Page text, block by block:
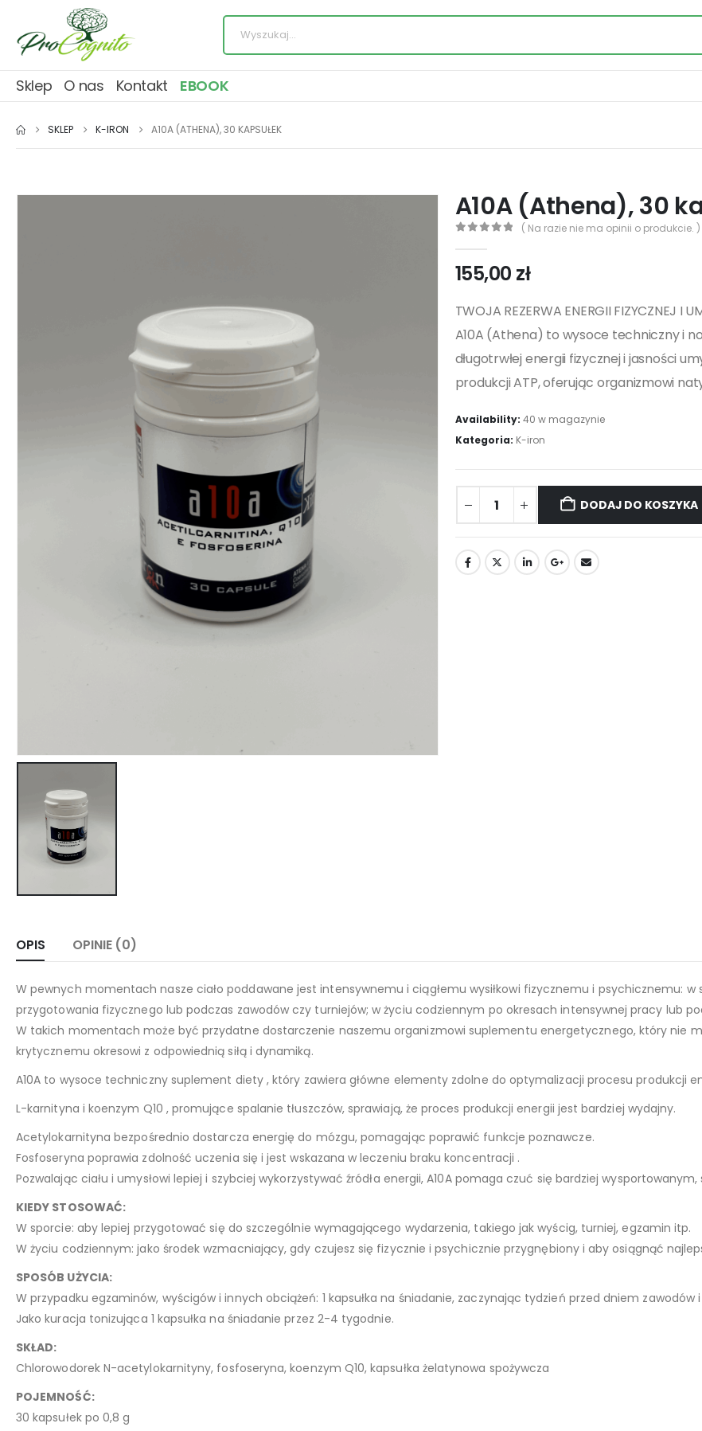
Sklep O nas Kontakt EBOOK
SKLEP K-IRON A10A (ATHENA), 30 KAPSUŁEK
A10A (Athena), 30
( Na razie nie ma opinii o produkcie. )
155,00 zł
TWOJA REZERWA ENERGII FIZYCZNEJ I
A10A (Athena) to wysoce techniczny i
długotrwłej energii fizycznej i jasności
produkcji ATP, oferując organizmowi
Availability: 40 w magazynie
Kategoria: K-iron
DODAJ DO KOSZYKA
OPIS OPINIE (0)
W pewnych momentach nasze ciało poddawane jest intensywnemu i ciągłemu wysiłkowi fizycznemu i psychicznemu:
przygotowania fizycznego lub podczas zawodów czy turniejów; w życiu codziennym po okresach intensywnej pracy lub
W takich momentach może być przydatne dostarczenie naszemu organizmowi suplementu energetycznego, który nie
krytycznemu okresowi z odpowiednią siłą i dynamiką.
A10A to wysoce techniczny suplement diety , który zawiera główne elementy zdolne do optymalizacji procesu produkcji
L-karnityna i koenzym Q10 , promujące spalanie tłuszczów, sprawiają, że proces produkcji energii jest bardziej wydajny.
Acetylokarnityna bezpośrednio dostarcza energię do mózgu, pomagając poprawić funkcje poznawcze.
Fosfoseryna poprawia zdolność uczenia się i jest wskazana w leczeniu braku koncentracji .
Pozwalając ciału i umysłowi lepiej i szybciej wykorzystywać źródła energii, A10A pomaga czuć się bardziej
KIEDY STOSOWAĆ:
W sporcie: aby lepiej przygotować się do szczególnie wymagającego wydarzenia, takiego jak wyścig, turniej, egzamin itp.
W życiu codziennym: jako środek wzmacniający, gdy czujesz się fizycznie i psychicznie przygnębiony i aby osiągnąć
SPOSÓB UŻYCIA:
W przypadku egzaminów, wyścigów i innych obciążeń: 1 kapsułka na śniadanie, zaczynając tydzień przed dniem
Jako kuracja tonizująca 1 kapsułka na śniadanie przez 2-4 tygodnie.
SKŁAD:
Chlorowodorek N-acetylokarnityny, fosfoseryna, koenzym Q10, kapsułka żelatynowa spożywcza
POJEMNOŚĆ:
30 kapsułek po 0,8 g